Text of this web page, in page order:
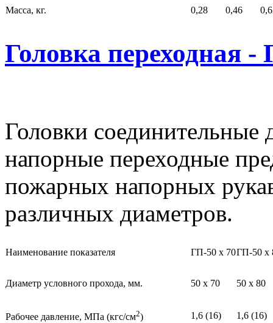
Масса, кг. 0,28 0,46
Головка переходная -
Головки соединительные
напорные переходные
пожарных напорных
различных диаметров.
Наименование показателя ГП-50 х 70ГП-50 х
Диаметр условного прохода, мм. 50 х 70 50 х 80
Рабочее давление, МПа (кгс/см2) 1,6 (16) 1,6 (16)